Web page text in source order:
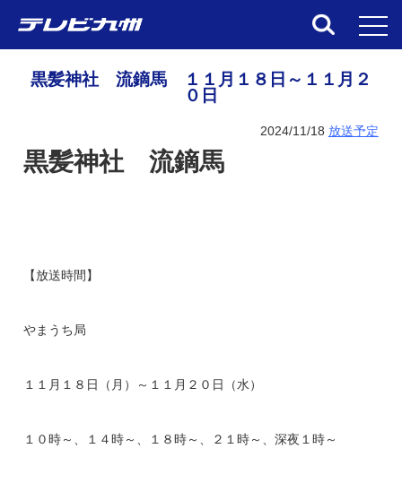
黒髪神社 流鏑馬 １１月１８日～１１月２
０日
2024/11/18 放送予定
黒髪神社 流鏑馬
【放送時間】
やまうち局
１１月１８日（月）～１１月２０日（水）
１０時～、１４時～、１８時～、２１時～、深夜１時～